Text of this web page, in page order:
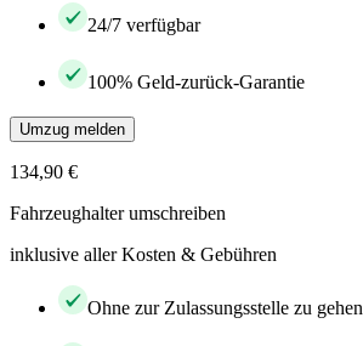
24/7 verfügbar
100% Geld-zurück-Garantie
Umzug melden
134,90 €
Fahrzeughalter umschreiben
inklusive aller Kosten & Gebühren
Ohne zur Zulassungsstelle zu gehen